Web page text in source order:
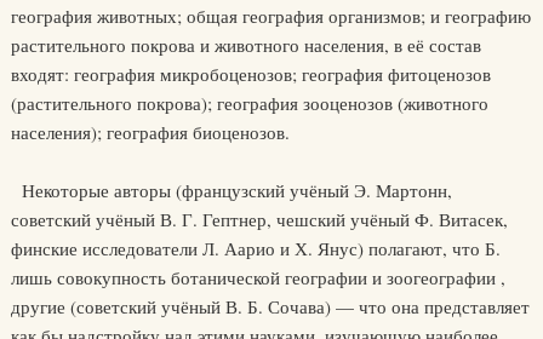
география животных; общая география организмов; и географию
растительного покрова и животного населения, в её состав
входят: география микробоценозов; география фитоценозов
(растительного покрова); география зооценозов (животного
населения); география биоценозов.
Некоторые авторы (французский учёный Э. Мартонн,
советский учёный В. Г. Гептнер, чешский учёный Ф. Витасек,
финские исследователи Л. Аарио и Х. Янус) полагают, что Б.
лишь совокупность ботанической географии и зоогеографии ,
другие (советский учёный В. Б. Сочава) — что она представляет